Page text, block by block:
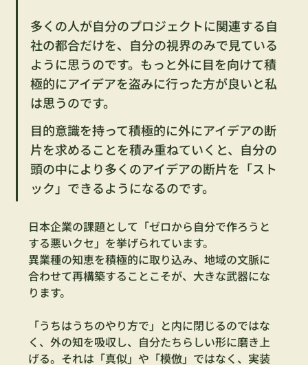
多くの人が自分のプロジェクトに関連する自
社の都合だけを、自分の視界のみで見ている
ように思うのです。もっと外に目を向けて積
極的にアイデアを盗みに行った方が良いと私
は思うのです。
目的意識を持って積極的に外にアイデアの断
片を求めることを積み重ねていくと、自分の
頭の中により多くのアイデアの断片を「スト
ック」できるようになるのです。
日本企業の課題として「ゼロから自分で作ろうと
する悪いクセ」を挙げられています。
異業種の知恵を積極的に取り込み、地域の文脈に
合わせて再構築することこそが、大きな武器にな
ります。
「うちはうちのやり方で」と内に閉じるのではな
く、外の知を吸収し、自分たちらしい形に磨き上
げる。それは「真似」や「模倣」ではなく、実装